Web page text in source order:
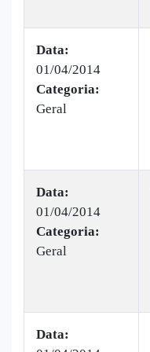
Data:
01/04/2014
Categoria:
Geral
Data:
01/04/2014
Categoria:
Geral
Data: